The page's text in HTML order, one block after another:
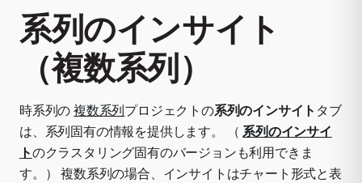
系列のインサイト
（複数系列）
時系列の 複数系列プロジェクトの系列のインサイト タブ
は、系列固有の情報を提供します。 （系列のインサイ
トのクラスタリング固有のバージョンも利用できま
す。） 複数系列の場合、インサイトはチャート形式と表